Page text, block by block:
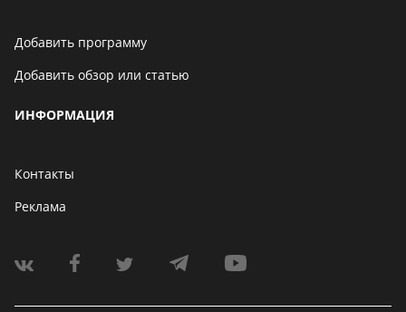
Добавить программу
Добавить обзор или статью
ИНФОРМАЦИЯ
Контакты
Реклама